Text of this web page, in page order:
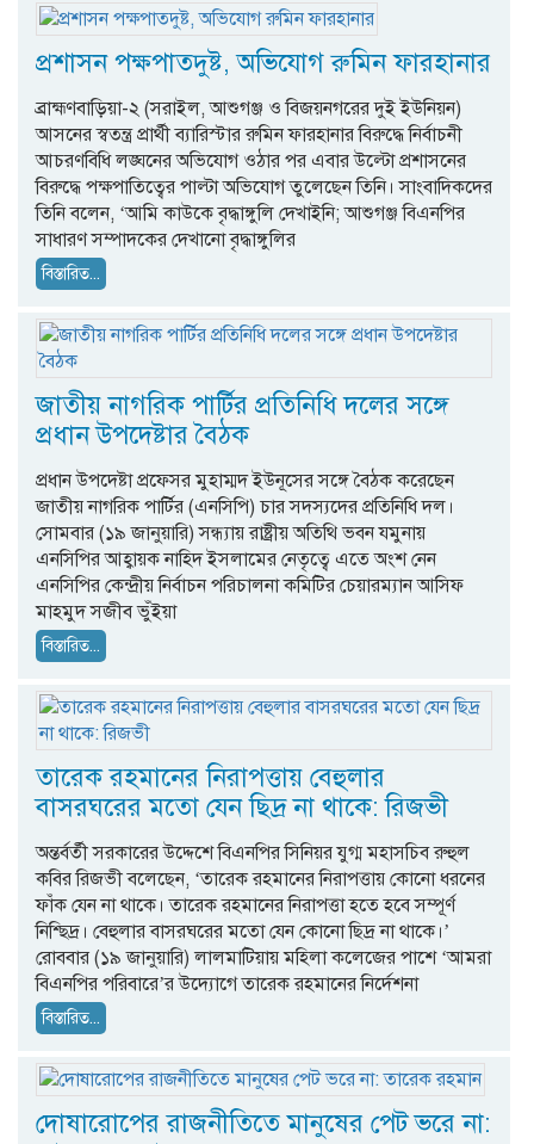
প্রশাসন পক্ষপাতদুষ্ট, অভিযোগ রুমিন ফারহানার
ব্রাহ্মণবাড়িয়া-২ (সরাইল, আশুগঞ্জ ও বিজয়নগরের দুই ইউনিয়ন)
আসনের স্বতন্ত্র প্রার্থী ব্যারিস্টার রুমিন ফারহানার বিরুদ্ধে নির্বাচনী
আচরণবিধি লঙ্ঘনের অভিযোগ ওঠার পর এবার উল্টো প্রশাসনের
বিরুদ্ধে পক্ষপাতিত্বের পাল্টা অভিযোগ তুলেছেন তিনি। সাংবাদিকদের
তিনি বলেন, ‘আমি কাউকে বৃদ্ধাঙ্গুলি দেখাইনি; আশুগঞ্জ বিএনপির
সাধারণ সম্পাদকের দেখানো বৃদ্ধাঙ্গুলির
বিস্তারিত...
জাতীয় নাগরিক পার্টির প্রতিনিধি দলের সঙ্গে
প্রধান উপদেষ্টার বৈঠক
প্রধান উপদেষ্টা প্রফেসর মুহাম্মদ ইউনূসের সঙ্গে বৈঠক করেছেন
জাতীয় নাগরিক পার্টির (এনসিপি) চার সদস্যদের প্রতিনিধি দল।
সোমবার (১৯ জানুয়ারি) সন্ধ্যায় রাষ্ট্রীয় অতিথি ভবন যমুনায়
এনসিপির আহ্বায়ক নাহিদ ইসলামের নেতৃত্বে এতে অংশ নেন
এনসিপির কেন্দ্রীয় নির্বাচন পরিচালনা কমিটির চেয়ারম্যান আসিফ
মাহমুদ সজীব ভুঁইয়া
বিস্তারিত...
তারেক রহমানের নিরাপত্তায় বেহুলার
বাসরঘরের মতো যেন ছিদ্র না থাকে: রিজভী
অন্তর্বর্তী সরকারের উদ্দেশে বিএনপির সিনিয়র যুগ্ম মহাসচিব রুহুল
কবির রিজভী বলেছেন, ‘তারেক রহমানের নিরাপত্তায় কোনো ধরনের
ফাঁক যেন না থাকে। তারেক রহমানের নিরাপত্তা হতে হবে সম্পূর্ণ
নিশ্ছিদ্র। বেহুলার বাসরঘরের মতো যেন কোনো ছিদ্র না থাকে।’
রোববার (১৯ জানুয়ারি) লালমাটিয়ায় মহিলা কলেজের পাশে ‘আমরা
বিএনপির পরিবারে’র উদ্যোগে তারেক রহমানের নির্দেশনা
বিস্তারিত...
দোষারোপের রাজনীতিতে মানুষের পেট ভরে না: